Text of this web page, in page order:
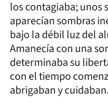
los contagiaba; unos
aparecían sombras
bajo la débil luz del
Amanecía con una
determinaba su
con el tiempo
abrigaban y cuidaban.